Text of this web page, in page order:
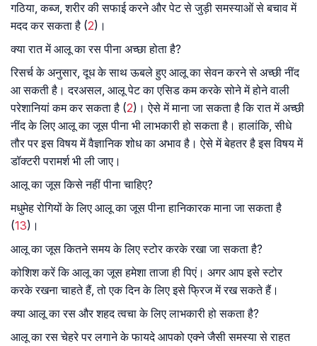
गठिया, कब्ज, शरीर की सफाई करने और पेट से जुड़ी समस्याओं से बचाव में
मदद कर सकता है (2)।
क्या रात में आलू का रस पीना अच्छा होता है?
रिसर्च के अनुसार, दूध के साथ ऊबले हुए आलू का सेवन करने से अच्छी नींद
आ सकती है। दरअसल, आलू पेट का एसिड कम करके सोने में होने वाली
परेशानियां कम कर सकता है (2)। ऐसे में माना जा सकता है कि रात में अच्छी
नींद के लिए आलू का जूस पीना भी लाभकारी हो सकता है। हालांकि, सीधे
तौर पर इस विषय में वैज्ञानिक शोध का अभाव है। ऐसे में बेहतर है इस विषय में
डॉक्टरी परामर्श भी ली जाए।
आलू का जूस किसे नहीं पीना चाहिए?
मधुमेह रोगियों के लिए आलू का जूस पीना हानिकारक माना जा सकता है
(13)।
आलू का जूस कितने समय के लिए स्टोर करके रखा जा सकता है?
कोशिश करें कि आलू का जूस हमेशा ताजा ही पिएं। अगर आप इसे स्टोर
करके रखना चाहते हैं, तो एक दिन के लिए इसे फ्रिज में रख सकते हैं।
क्या आलू का रस और शहद त्वचा के लिए लाभकारी हो सकता है?
आलू का रस चेहरे पर लगाने के फायदे आपको एक्ने जैसी समस्या से राहत